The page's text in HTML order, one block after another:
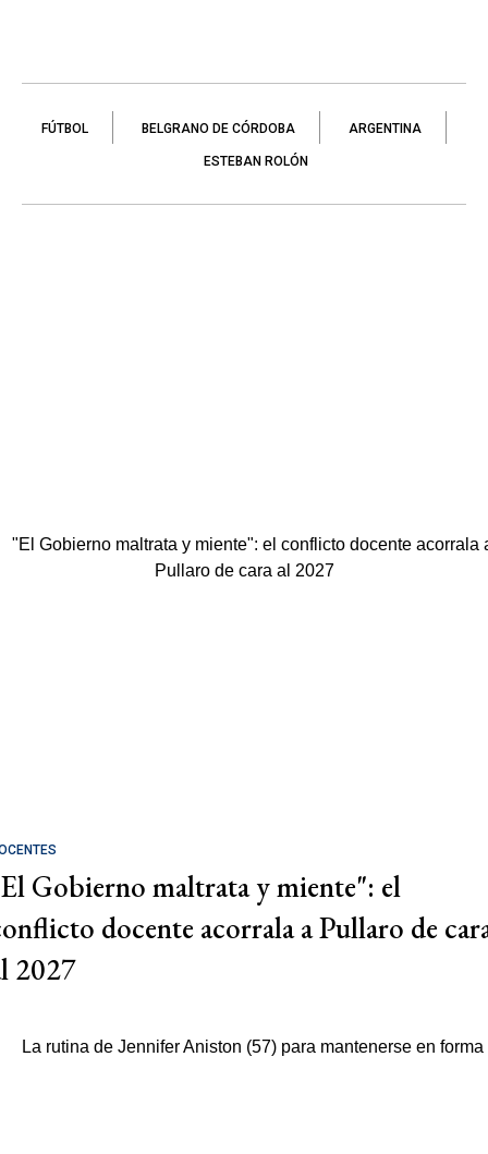
FÚTBOL BELGRANO DE CÓRDOBA ARGENTINA
ESTEBAN ROLÓN
Gobierno maltrata y miente": el
docente acorrala a Pullaro de
2027